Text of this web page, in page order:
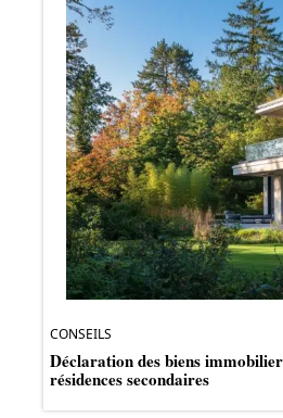
CONSEILS
Déclaration des biens
résidences secondaires